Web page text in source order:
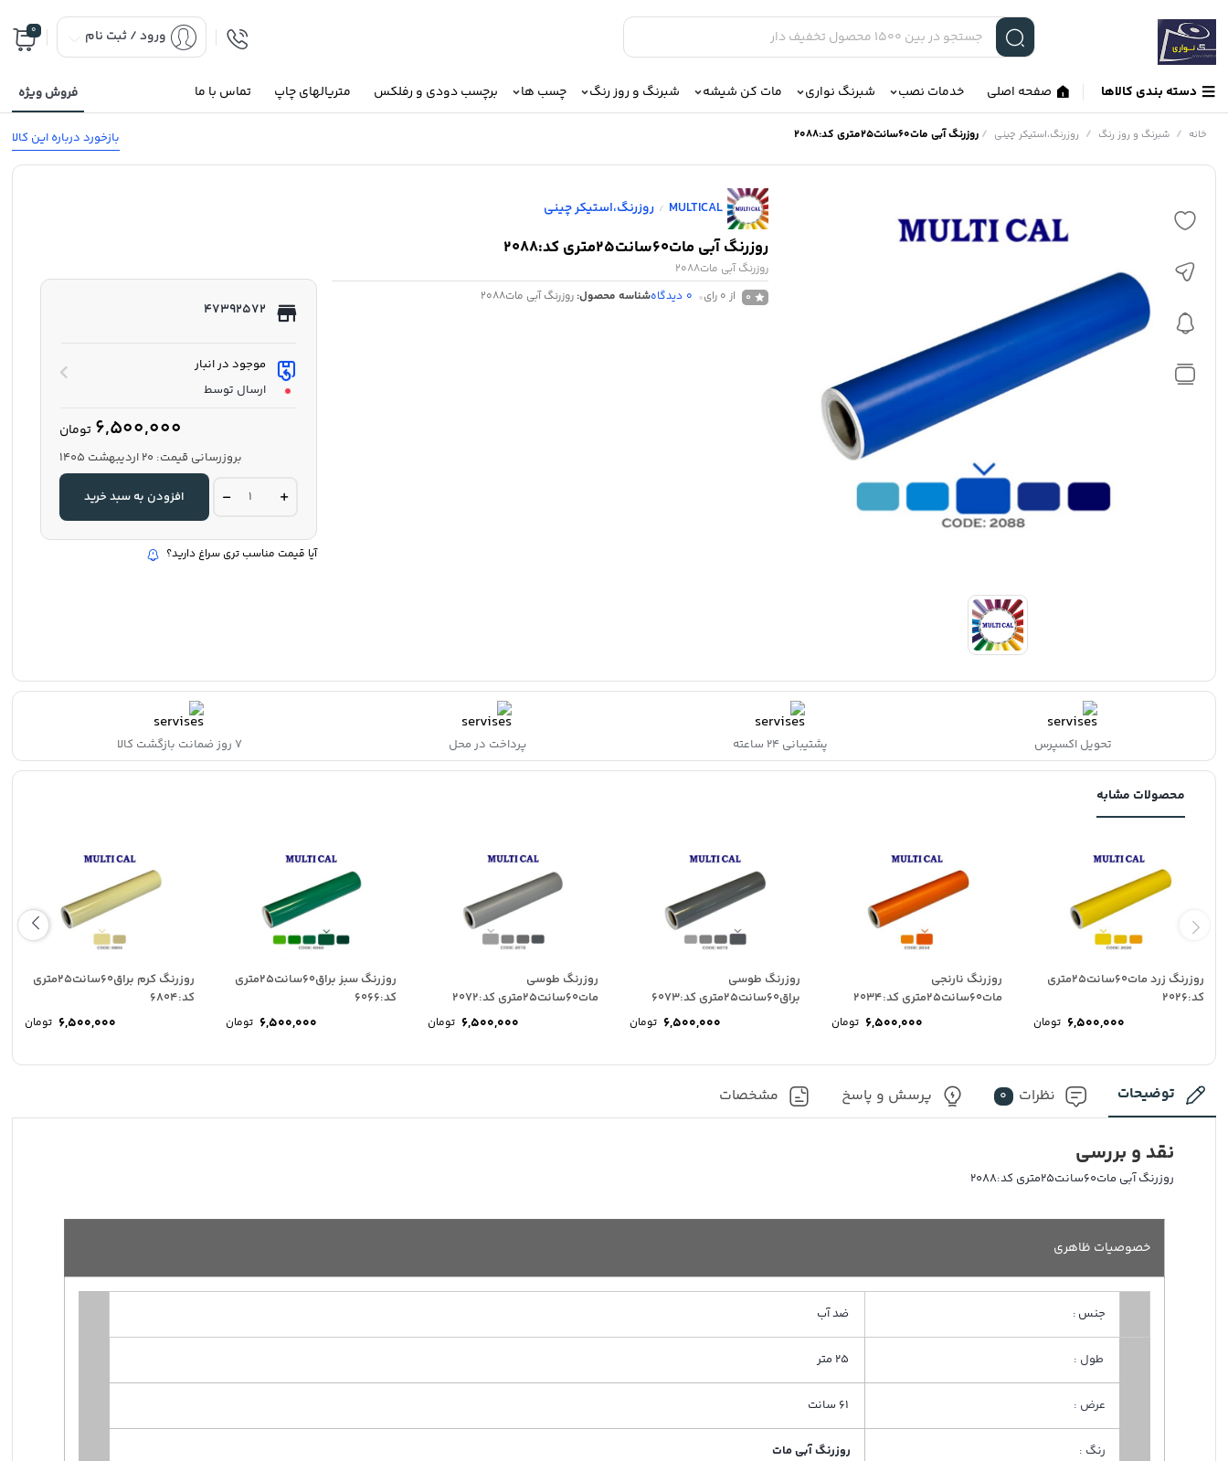
ورود / ثبت نام 0
دسته بندی کالاها صفحه اصلی خدمات نصب شبرنگ نواری مات کن شیشه شبرنگ و روز رنگ چسب ها برچسب دودی و رفلکس متریالهای چاپ تماس با ما فروش ویژه
بازخورد درباره این کالا خانه / شبرنگ و روز رنگ / روزرنگ،استیکر چینی /روزرنگ آبی مات60سانت25متری کد:2088
MULTICAL
/ روزرنگ،استیکر چینی
روزرنگ آبی مات60سانت25متری کد:2088
روزرنگ آبی مات2088
0 از 0 رای 0 دیدگاهشناسه محصول:روزرنگ آبی مات2088
47392572
موجود در انبار
ارسال توسط
6,500,000 تومان
بروزرسانی قیمت: 20 اردیبهشت 1405
روزرنگ
آبی
مات60سانت25متری
کد:2088
quantity
افزودن به سبد خرید
آیا قیمت مناسب تری سراغ دارید؟
تحویل اکسپرس پشتیبانی ۲۴ ساعته پرداخت در محل ۷ روز ضمانت بازگشت کالا
محصولات مشابه
روزرنگ زرد مات60سانت25متری
کد:2026
6,500,000 تومان
روزرنگ نارنجی
مات60سانت25متری کد:2034
6,500,000 تومان
روزرنگ طوسی
براق60سانت25متری کد:6073
6,500,000 تومان
روزرنگ طوسی
مات60سانت25متری کد:2072
6,500,000 تومان
روزرنگ سبز براق60سانت25متری
کد:6066
6,500,000 تومان
روزرنگ کرم براق60سانت25متری
کد:6804
6,500,000 تومان
توضیحات نظرات 0 پرسش و پاسخ مشخصات
نقد و بررسی
روزرنگ آبی مات60سانت25متری کد:2088
خصوصیات ظاهری
جنس : ضد آب
طول :
عرض :
رنگ : روزرنگ آبی مات